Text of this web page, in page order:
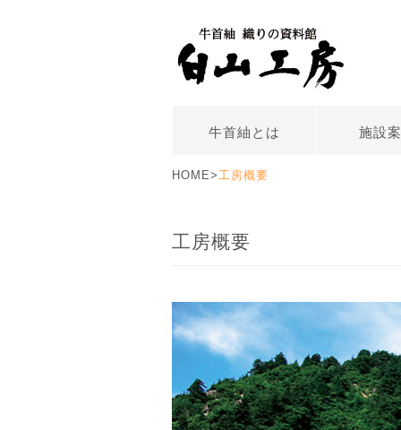
牛首紬とは 施設
HOME>工房概要
工房概要